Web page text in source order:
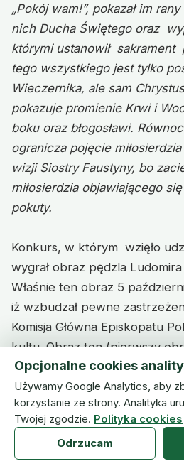
„Pokój wam!”, pokazał im
nich Ducha Świętego oraz
którymi ustanowił sakrament
tego wszystkiego jest tylko
Wieczernika, ale sam
pokazuje promienie Krwi i
boku oraz błogosławi.
ogranicza pojęcie
wizji Siostry Faustyny, bo
miłosierdzia objawiającego
pokuty.
Konkurs, w którym wzięło
wygrał obraz pędzla
Właśnie ten obraz 5
iż wzbudzał pewne
Komisja Główna Episkopatu
kultu. Obraz ten (pierwszy
znajduje się z kaplicy
Bożej Miłosierdzia w
Hetmańska 44).
s. M. Elżbieta Siepak ISMM
Opcjonalne cookies
Używamy Google Analytics, aby
korzystanie ze strony. Analityka
Twojej zgodzie. Polityka cookies
Odrzucam